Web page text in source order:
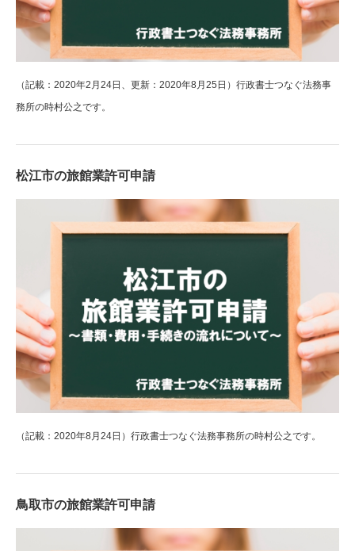
（記載：2020年2月24日、更新：2020年8月25日）行政書士つなぐ法務事
務所の時村公之です。
松江市の旅館業許可申請
（記載：2020年8月24日）行政書士つなぐ法務事務所の時村公之です。
鳥取市の旅館業許可申請